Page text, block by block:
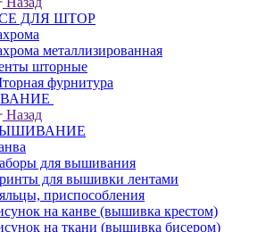
ДЛЯ ШТОР
металлизированная
шторные
фурнитура
Назад
для вышивания
для вышивки лентами
приспособления
на канве (вышивка крестом)
на ткани (вышивка бисером)